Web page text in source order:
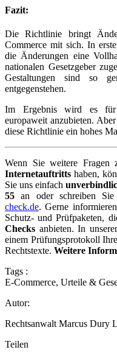
Fazit:
Die Richtlinie bringt
Commerce mit sich. In
die Änderungen eine
nationalen Gesetzgeber
Gestaltungen sind so
entgegenstehen.
Im Ergebnis wird es für
europaweit anzubieten.
diese Richtlinie ein hohes
Wenn Sie weitere Fragen
Internetauftritts haben,
Sie uns einfach
55 an oder schreiben
check.de. Gerne
Schutz- und Prüfpaketen,
Checks anbieten. In
einem Prüfungsprotokoll
Rechtstexte. Weitere
Tags :
E-Commerce, Urteile &
Autor:
Rechtsanwalt Marcus Dury
Teilen